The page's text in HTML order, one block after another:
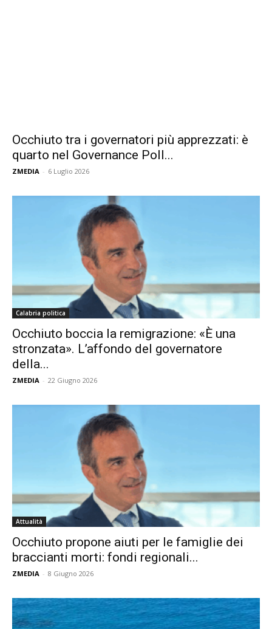
Occhiuto tra i governatori più apprezzati: è
quarto nel Governance Poll...
ZMEDIA - 6 Luglio 2026
Calabria politica
Occhiuto boccia la remigrazione: «È una
stronzata». L’affondo del governatore
della...
ZMEDIA - 22 Giugno 2026
Attualità
Occhiuto propone aiuti per le famiglie dei
braccianti morti: fondi regionali...
ZMEDIA - 8 Giugno 2026